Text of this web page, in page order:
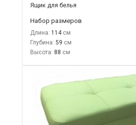
Ящик для белья
Набор размеров
Длина: 114
Глубина: 59
Высота: 88